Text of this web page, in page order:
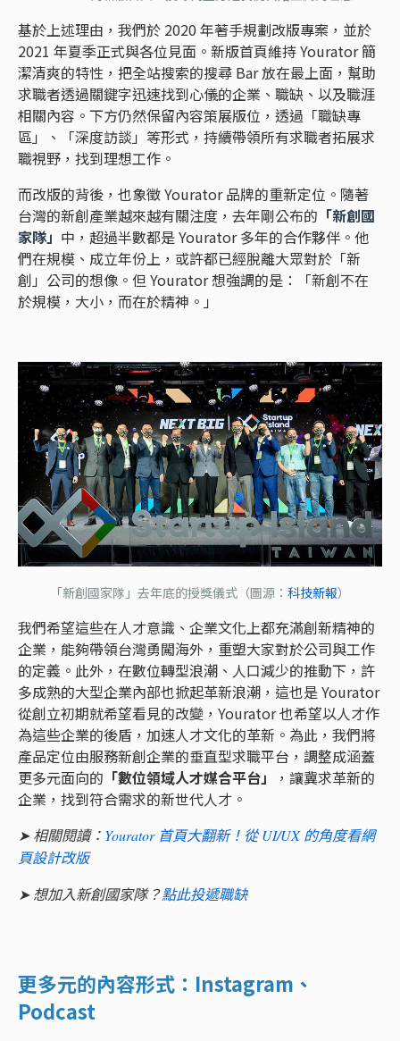
基於上述理由，我們於 2020 年著手規劃改版專案，並於
2021 年夏季正式與各位見面。新版首頁維持 Yourator 簡
潔清爽的特性，把全站搜索的搜尋 Bar 放在最上面，幫助
求職者透過關鍵字迅速找到心儀的企業、職缺、以及職涯
相關內容。下方仍然保留內容策展版位，透過「職缺專
區」、「深度訪談」等形式，持續帶領所有求職者拓展求
職視野，找到理想工作。
而改版的背後，也象徵 Yourator 品牌的重新定位。隨著
台灣的新創產業越來越有關注度，去年剛公布的 「新創國
家隊」 中，超過半數都是 Yourator 多年的合作夥伴。他
們在規模、成立年份上，或許都已經脫離大眾對於「新
創」公司的想像。但 Yourator 想強調的是：「新創不在
於規模，大小，而在於精神。」
「新創國家隊」去年底的授獎儀式（圖源： 科技新報）
我們希望這些在人才意識、企業文化上都充滿創新精神的
企業，能夠帶領台灣勇闖海外，重塑大家對於公司與工作
的定義。此外，在數位轉型浪潮、人口減少的推動下，許
多成熟的大型企業內部也掀起革新浪潮，這也是 Yourator
從創立初期就希望看見的改變，Yourator 也希望以人才作
為這些企業的後盾，加速人才文化的革新。為此，我們將
產品定位由服務新創企業的垂直型求職平台，調整成涵蓋
更多元面向的 「數位領域人才媒合平台」
，讓冀求革新的
企業，找到符合需求的新世代人才。
➤ 相關閱讀： Yourator 首頁大翻新！從 UI/UX 的角度看網
頁設計改版
➤ 想加入新創國家隊？點此投遞職缺
更多元的內容形式：Instagram、
Podcast